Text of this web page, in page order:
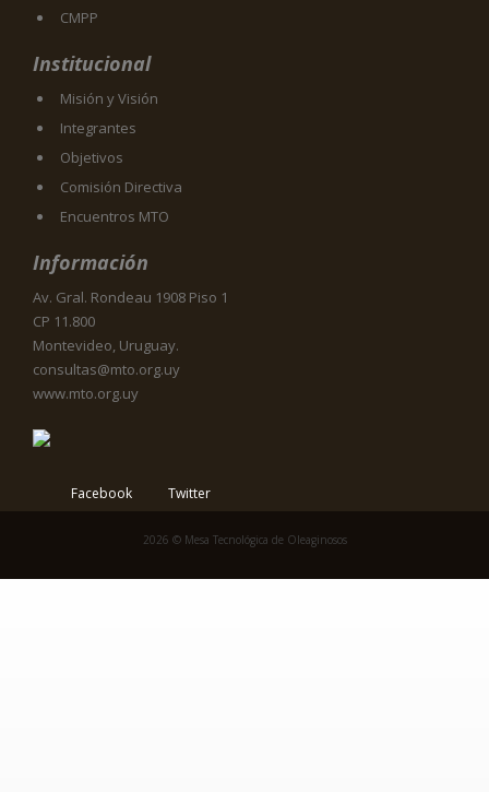
CMPP
Institucional
Misión y Visión
Integrantes
Objetivos
Comisión Directiva
Encuentros MTO
Información
Av. Gral. Rondeau 1908 Piso 1
CP 11.800
Montevideo, Uruguay.
consultas@mto.org.uy
www.mto.org.uy
Facebook Twitter
2026 © Mesa Tecnológica de Oleaginosos